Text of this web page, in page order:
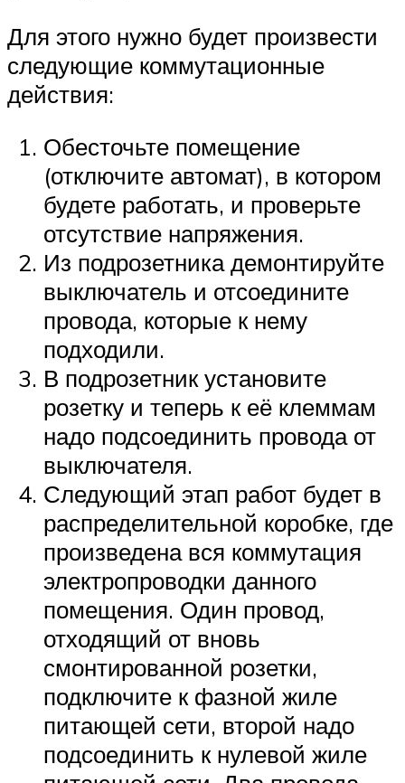
Для этого нужно будет произвести
следующие коммутационные
действия:
Обесточьте помещение
(отключите автомат), в котором
будете работать, и проверьте
отсутствие напряжения.
Из подрозетника демонтируйте
выключатель и отсоедините
провода, которые к нему
подходили.
В подрозетник установите
розетку и теперь к её клеммам
надо подсоединить провода от
выключателя.
Следующий этап работ будет в
распределительной коробке, где
произведена вся коммутация
электропроводки данного
помещения. Один провод,
отходящий от вновь
смонтированной розетки,
подключите к фазной жиле
питающей сети, второй надо
подсоединить к нулевой жиле